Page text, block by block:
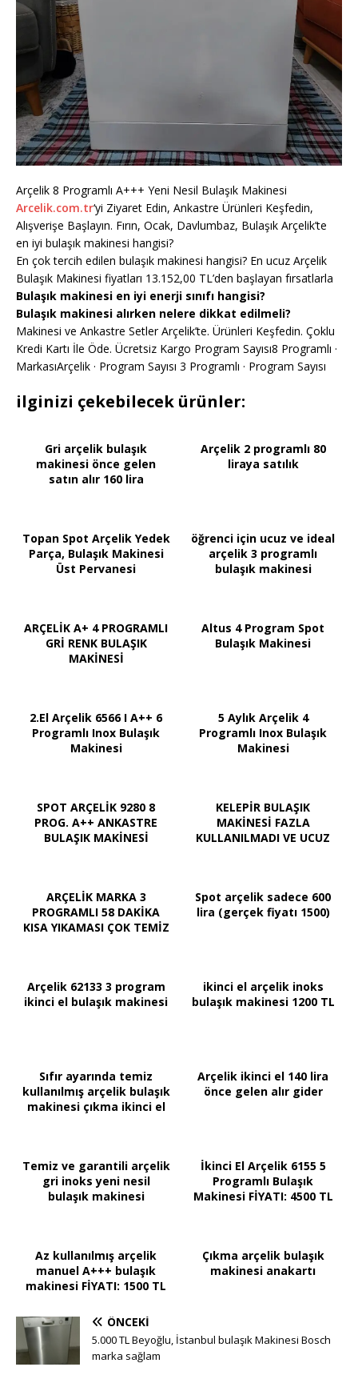
Arçelik 8 Programlı A+++ Yeni Nesil Bulaşık Makinesi
Arcelik.com.tr‘yi Ziyaret Edin, Ankastre Ürünleri Keşfedin,
Alışverişe Başlayın. Fırın, Ocak, Davlumbaz, Bulaşık Arçelik’te
en iyi bulaşık makinesi hangisi?
En çok tercih edilen bulaşık makinesi hangisi? En ucuz Arçelik
Bulaşık Makinesi fiyatları 13.152,00 TL’den başlayan fırsatlarla
Bulaşık makinesi en iyi enerji sınıfı hangisi?
Bulaşık makinesi alırken nelere dikkat edilmeli?
Makinesi ve Ankastre Setler Arçelik’te. Ürünleri Keşfedin. Çoklu
Kredi Kartı İle Öde. Ücretsiz Kargo Program Sayısı8 Programlı ·
MarkasıArçelik · Program Sayısı 3 Programlı · Program Sayısı
ilginizi çekebilecek ürünler:
Gri arçelik bulaşık
makinesi önce gelen
satın alır 160 lira
Arçelik 2 programlı 80
liraya satılık
Topan Spot Arçelik Yedek
Parça, Bulaşık Makinesi
Üst Pervanesi
öğrenci için ucuz ve ideal
arçelik 3 programlı
bulaşık makinesi
ARÇELİK A+ 4 PROGRAMLI
GRİ RENK BULAŞIK
MAKİNESİ
Altus 4 Program Spot
Bulaşık Makinesi
2.El Arçelik 6566 I A++ 6
Programlı Inox Bulaşık
Makinesi
5 Aylık Arçelik 4
Programlı Inox Bulaşık
Makinesi
SPOT ARÇELİK 9280 8
PROG. A++ ANKASTRE
BULAŞIK MAKİNESİ
KELEPİR BULAŞIK
MAKİNESİ FAZLA
KULLANILMADI VE UCUZ
ARÇELİK MARKA 3
PROGRAMLI 58 DAKİKA
KISA YIKAMASI ÇOK TEMİZ
Spot arçelik sadece 600
lira (gerçek fiyatı 1500)
Arçelik 62133 3 program
ikinci el bulaşık makinesi
ikinci el arçelik inoks
bulaşık makinesi 1200 TL
Sıfır ayarında temiz
kullanılmış arçelik bulaşık
makinesi çıkma ikinci el
Arçelik ikinci el 140 lira
önce gelen alır gider
Temiz ve garantili arçelik
gri inoks yeni nesil
bulaşık makinesi
İkinci El Arçelik 6155 5
Programlı Bulaşık
Makinesi FİYATI: 4500 TL
Az kullanılmış arçelik
manuel A+++ bulaşık
makinesi FİYATI: 1500 TL
Çıkma arçelik bulaşık
makinesi anakartı
ÖNCEKI
5.000 TL Beyoğlu, İstanbul bulaşık Makinesi Bosch
marka sağlam